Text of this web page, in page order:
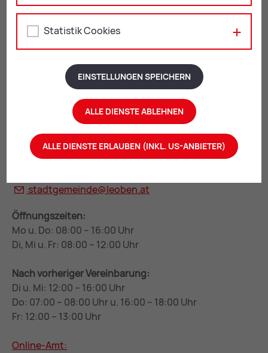
Rathaus Leoben
Erzherzog Johann-Straße 2
8700 Leoben
stadtgemeinde@leoben.at
Öffnungszeiten:
Mo u. Do: 08:00 – 16:00 Uhr
Di, Mi u. Fr: 08:00 – 12:00 Uhr
Nach vorheriger Vereinbarung:
Di u. Mi: 12:00 – 16:00 Uhr
Do: 07:00 – 08:00 Uhr u. 16:00 – 18:00 Uhr
Fr: 12:00 – 13:00 Uhr
Online-Amt:
Statistik Cookies
EINSTELLUNGEN SPEICHERN
ALLE DIENSTE ABLEHNEN
ALLE DIENSTE ERLAUBEN (INKL. US-ANBIETER)